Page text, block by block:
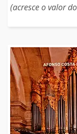
(acresce o valor